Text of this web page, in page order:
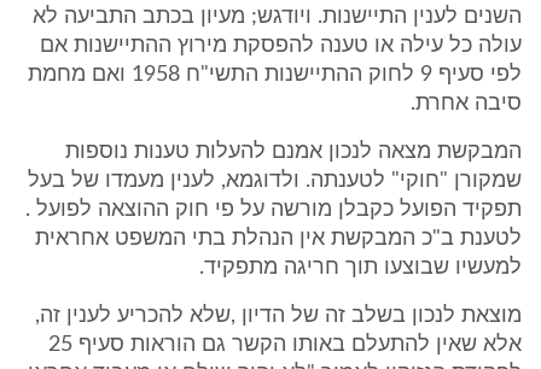
השנים לענין התיישנות. ויודגש; מעיון בכתב התביעה לא
עולה כל עילה או טענה להפסקת מירוץ ההתיישנות אם
לפי סעיף 9 לחוק ההתיישנות התשי"ח 1958 ואם מחמת
סיבה אחרת.
המבקשת מצאה לנכון אמנם להעלות טענות נוספות
שמקורן "חוקי" לטענתה. ולדוגמא, לענין מעמדו של בעל
תפקיד הפועל כקבלן מורשה על פי חוק ההוצאה לפועל .
לטענת ב"כ המבקשת אין הנהלת בתי המשפט אחראית
למעשיו שבוצעו תוך חריגה מתפקיד.
מוצאת לנכון בשלב זה של הדיון ,שלא להכריע לענין זה,
אלא שאין להתעלם באותו הקשר גם הוראות סעיף 25